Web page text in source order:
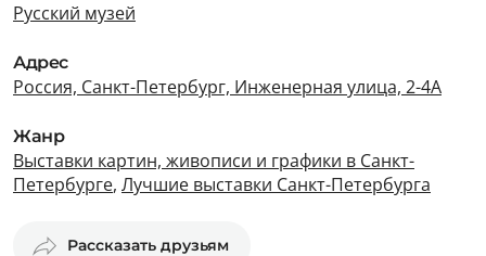
Русский музей
Адрес
Россия, Санкт-Петербург, Инженерная улица, 2-4А
Жанр
Выставки картин, живописи и графики в Санкт-
Петербурге, Лучшие выставки Санкт-Петербурга
Рассказать друзьям